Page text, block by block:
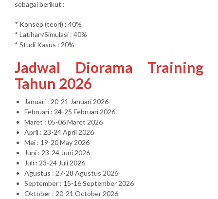
sebagai berikut :
* Konsep (teori) : 40%
* Latihan/Simulasi : 40%
* Studi Kasus : 20%
Jadwal Diorama Training
Tahun 2026
Januari : 20-21 Januari 2026
Februari : 24-25 Februari 2026
Maret : 05-06 Maret 2026
April : 23-24 April 2026
Mei : 19-20 May 2026
Juni : 23-24 Juni 2026
Juli : 23-24 Juli 2026
Agustus : 27-28 Agustus 2026
September : 15-16 September 2026
Oktober : 20-21 October 2026